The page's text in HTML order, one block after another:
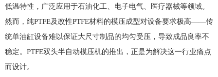
低温特性，广泛应用于石油化工、电子电气、医疗器械等领域。
然而，纯PTFE及改性PTFE材料的模压成型对设备要求极高——传
统单油缸设备难以保证大尺寸制品的均匀受压，导致成品良率不
稳定。 PTFE双头半自动模压机的推出，正是为解决这一行业痛点
而设计。